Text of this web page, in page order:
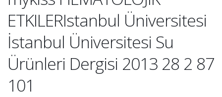
ETKILERIstanbul Üniversitesi
İstanbul Üniversitesi Su
Ürünleri Dergisi 2013 28 2 87
101